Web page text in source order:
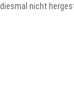
diesmal nicht